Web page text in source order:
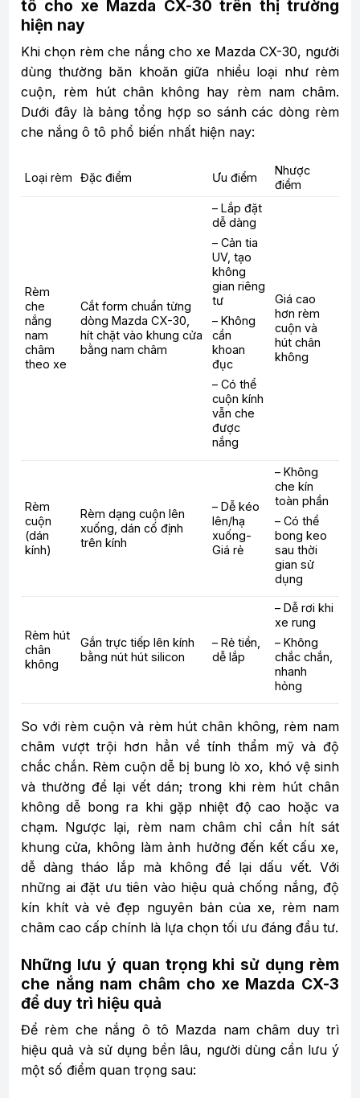
tô cho xe Mazda CX-30 trên thị trường
hiện nay
Khi chọn rèm che nắng cho xe Mazda CX-30, người
dùng thường băn khoăn giữa nhiều loại như rèm
cuộn, rèm hút chân không hay rèm nam châm.
Dưới đây là bảng tổng hợp so sánh các dòng rèm
che nắng ô tô phổ biến nhất hiện nay:
Loại rèm Đặc điểm Ưu điểm
Nhược
điểm
Rèm
che
nắng
nam
châm
theo xe
Cắt form chuẩn từng
dòng Mazda CX-30,
hít chặt vào khung cửa
bằng nam châm
– Lắp đặt
dễ dàng
– Cản tia
UV, tạo
không
gian riêng
tư
– Không
cần
khoan
đục
– Có thể
cuộn kính
vẫn che
được
nắng
Giá cao
hơn rèm
cuộn và
hút chân
không
Rèm
cuộn
(dán
kính)
Rèm dạng cuộn lên
xuống, dán cố định
trên kính
– Dễ kéo
lên/hạ
xuống-
Giá rẻ
– Không
che kín
toàn phần
– Có thể
bong keo
sau thời
gian sử
dụng
Rèm hút
chân
không
Gắn trực tiếp lên kính
bằng nút hút silicon
– Rẻ tiền,
dễ lắp
– Dễ rơi khi
xe rung
– Không
chắc chắn,
nhanh
hỏng
So với rèm cuộn và rèm hút chân không, rèm nam
châm vượt trội hơn hẳn về tính thẩm mỹ và độ
chắc chắn. Rèm cuộn dễ bị bung lò xo, khó vệ sinh
và thường để lại vết dán; trong khi rèm hút chân
không dễ bong ra khi gặp nhiệt độ cao hoặc va
chạm. Ngược lại, rèm nam châm chỉ cần hít sát
khung cửa, không làm ảnh hưởng đến kết cấu xe,
dễ dàng tháo lắp mà không để lại dấu vết. Với
những ai đặt ưu tiên vào hiệu quả chống nắng, độ
kín khít và vẻ đẹp nguyên bản của xe, rèm nam
châm cao cấp chính là lựa chọn tối ưu đáng đầu tư.
Những lưu ý quan trọng khi sử dụng rèm
che nắng nam châm cho xe Mazda CX-3
để duy trì hiệu quả
Để rèm che nắng ô tô Mazda nam châm duy trì
hiệu quả và sử dụng bền lâu, người dùng cần lưu ý
một số điểm quan trọng sau: